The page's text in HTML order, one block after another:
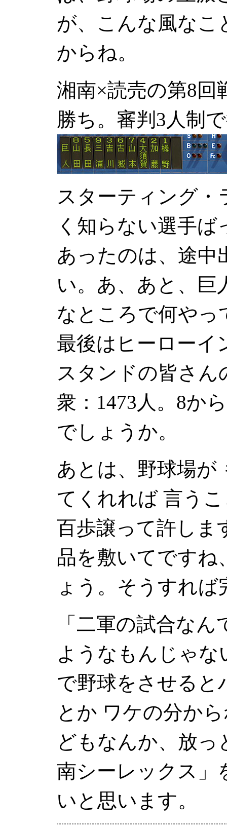
が、こんな風なこ
からね。
湘南×読売の第8回
勝ち。審判3人制
スターティング
く知らない選手
あったのは、途中
い。あ、あと、巨
なところで何やっ
最後はヒーローイ
スタンドの皆さ
衆：1473人。8か
でしょうか。
あとは、野球場が
てくれれば 言う
百歩譲って許しま
品を敷いてですね
ょう。そうすれば
「二軍の試合な
ようなもんじゃ
で野球をさせると
とか ワケの分か
どもなんか、放
南シーレックス」
いと思います。